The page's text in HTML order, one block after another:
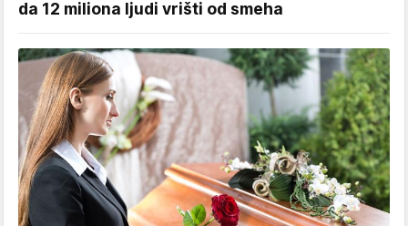
da 12 miliona ljudi vrišti od smeha